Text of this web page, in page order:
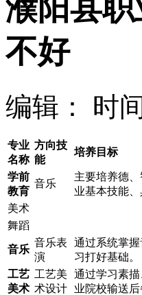
濮阳县
不好
编辑： 时
专业
名称
方向技
能
培养目标
学前
教育
音乐
主要培养德
业基本技能
美术
舞蹈
音乐
音乐表
演
通过系统掌
习打好基础。
工艺
美术
工艺美
术设计
通过学习素
业院校输送后